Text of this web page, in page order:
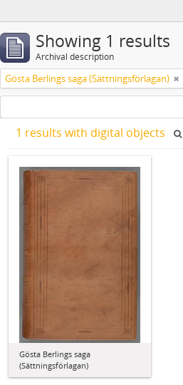
Showing 1 results
Archival description
Gösta Berlings saga (Sättningsförlagan)
1 results with digital objects
Gösta Berlings saga
(Sättningsförlagan)